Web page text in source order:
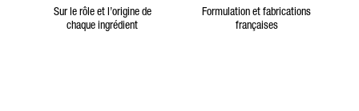
Sur le rôle et l’origine de
chaque ingrédient
Formulation et fabrications
françaises